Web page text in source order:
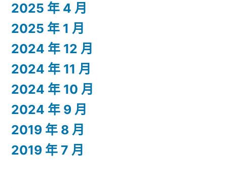
2025 年 4 月
2025 年 1 月
2024 年 12 月
2024 年 11 月
2024 年 10 月
2024 年 9 月
2019 年 8 月
2019 年 7 月